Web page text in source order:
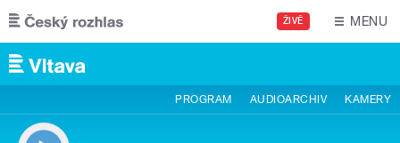
Přejít k hlavnímu obsahu
ŽIVĚ MENU
PROGRAM AUDIOARCHIV KAMERY